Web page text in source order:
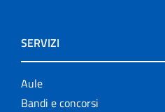
SERVIZI
Aule
Bandi e concorsi